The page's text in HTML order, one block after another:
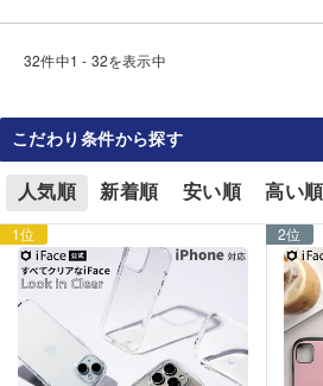
32件中1 - 32を表示中
こだわり条件から探す
人気順 新着順 安い順 高い順
1位 2位